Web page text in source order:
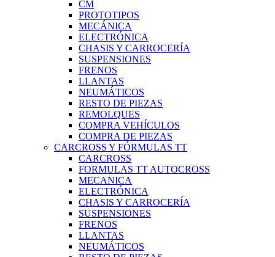
CM
PROTOTIPOS
MECÁNICA
ELECTRÓNICA
CHASIS Y CARROCERÍA
SUSPENSIONES
FRENOS
LLANTAS
NEUMÁTICOS
RESTO DE PIEZAS
REMOLQUES
COMPRA VEHÍCULOS
COMPRA DE PIEZAS
CARCROSS Y FÓRMULAS TT
CARCROSS
FORMULAS TT AUTOCROSS
MECANICA
ELECTRÓNICA
CHASIS Y CARROCERÍA
SUSPENSIONES
FRENOS
LLANTAS
NEUMÁTICOS